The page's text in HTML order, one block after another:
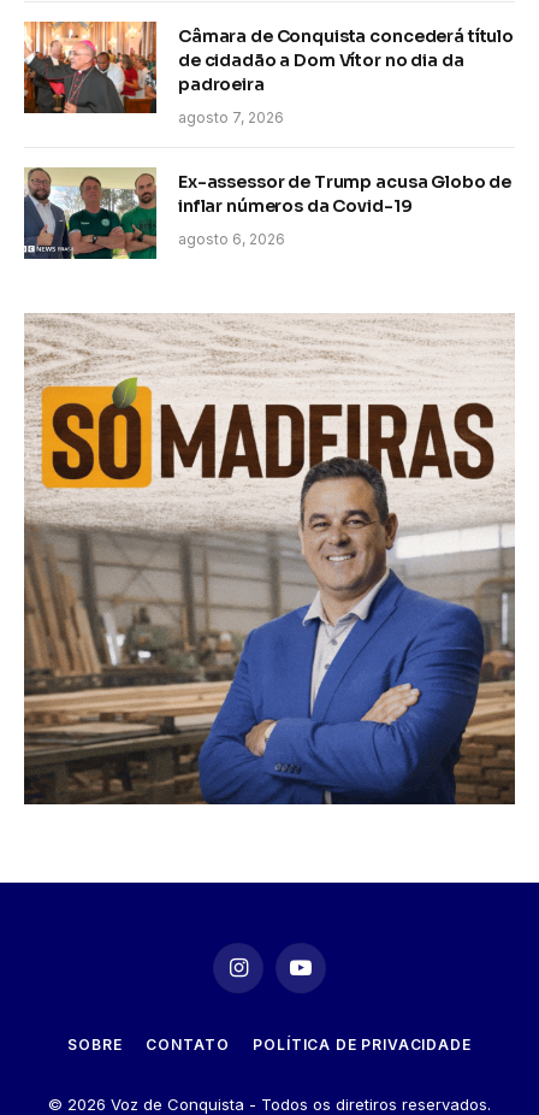
Câmara de Conquista concederá título
de cidadão a Dom Vítor no dia da
padroeira
agosto 7, 2026
Ex-assessor de Trump acusa Globo de
inflar números da Covid-19
agosto 6, 2026
InstagramYouTube
SOBRE CONTATO POLÍTICA DE PRIVACIDADE
© 2026 Voz de Conquista - Todos os diretiros reservados.